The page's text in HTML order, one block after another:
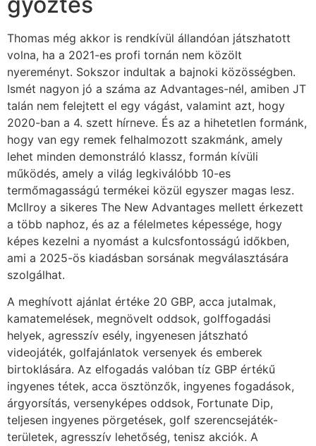
Thomas még akkor is rendkívül állandóan játszhatott
volna, ha a 2021-es profi tornán nem közölt
nyereményt. Sokszor indultak a bajnoki közösségben.
Ismét nagyon jó a száma az Advantages-nél, amiben JT
talán nem felejtett el egy vágást, valamint azt, hogy
2020-ban a 4. szett hírneve. És az a hihetetlen formánk,
hogy van egy remek felhalmozott szakmánk, amely
lehet minden demonstráló klassz, formán kívüli
működés, amely a világ legkiválóbb 10-es
termőmagasságú termékei közül egyszer magas lesz.
McIlroy a sikeres The New Advantages mellett érkezett
a több naphoz, és az a félelmetes képessége, hogy
képes kezelni a nyomást a kulcsfontosságú időkben,
ami a 2025-ös kiadásban sorsának megválasztására
szolgálhat.
A meghívott ajánlat értéke 20 GBP, acca jutalmak,
kamatemelések, megnövelt oddsok, golffogadási
helyek, agresszív esély, ingyenesen játszható
videojáték, golfajánlatok versenyek és emberek
birtoklására. Az elfogadás valóban tíz GBP értékű
ingyenes tétek, acca ösztönzők, ingyenes fogadások,
árgyorsítás, versenyképes oddsok, Fortunate Dip,
teljesen ingyenes pörgetések, golf szerencsejáték-
területek, agresszív lehetőség, tenisz akciók. A